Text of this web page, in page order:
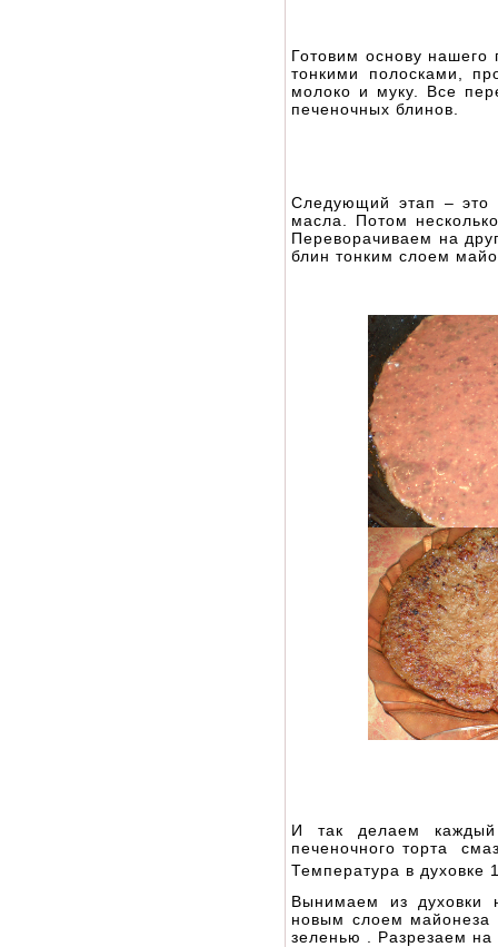
Готовим основу
тонкими полосками,
молоко и муку. Все
печеночных блинов.
Следующий этап – это
масла. Потом
Переворачиваем на
блин тонким слоем
И так делаем
печеночного торта
Температура в духовке
Вынимаем из духовки
новым слоем
зеленью . Разрезаем